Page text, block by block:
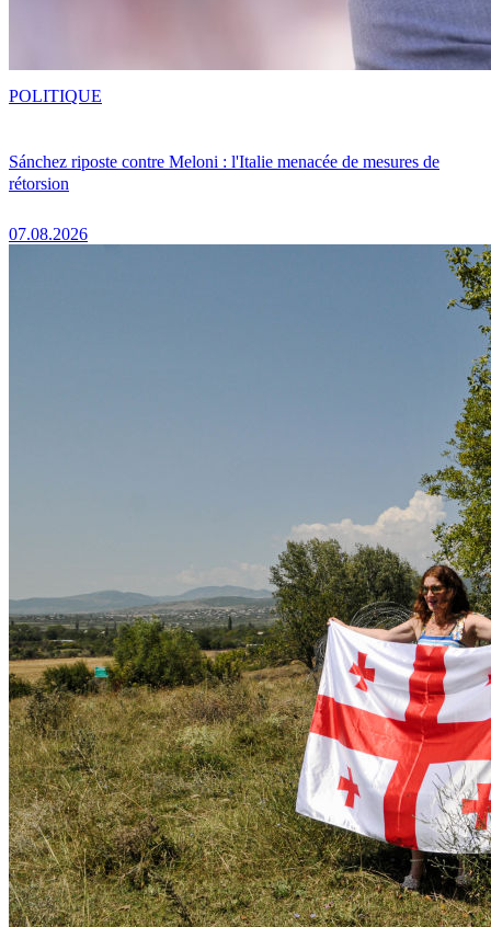
Sánchez riposte contre Meloni : l'Italie menacée de mesures de
rétorsion
07.08.2026
POLITIQUE